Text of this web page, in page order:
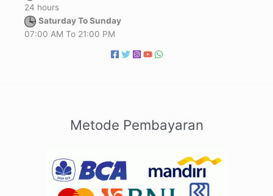
24 hours
Saturday To Sunday
07:00 AM To 21:00 PM
Metode Pembayaran